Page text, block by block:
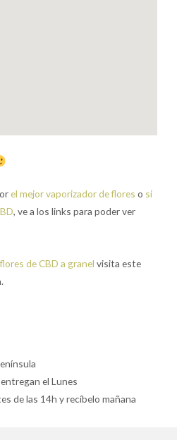
el mejor vaporizador de flores o si
, ve a los links para poder ver
de CBD a granel visita este
el Lunes
de las 14h y recíbelo mañana